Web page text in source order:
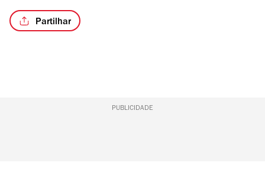
Partilhar
PUBLICIDADE